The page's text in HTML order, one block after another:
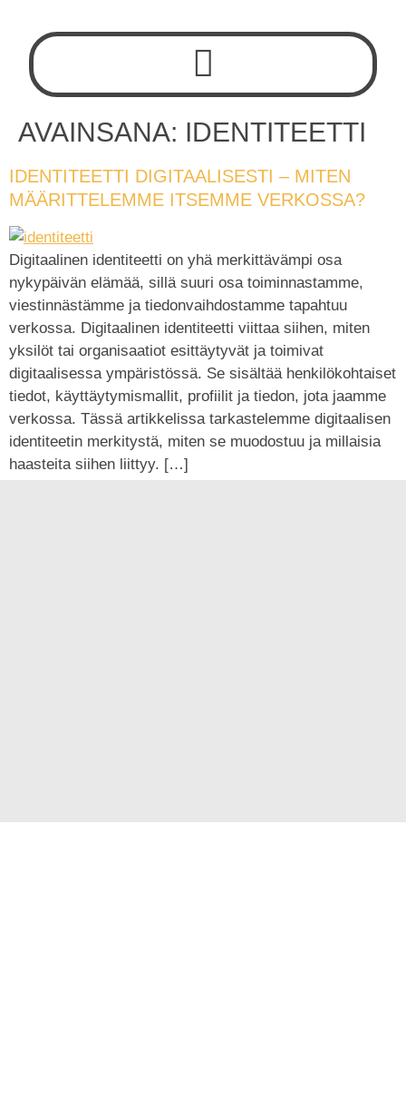
AVAINSANA: IDENTITEETTI
IDENTITEETTI DIGITAALISESTI – MITEN
MÄÄRITTELEMME ITSEMME VERKOSSA?
Digitaalinen identiteetti on yhä merkittävämpi osa
nykypäivän elämää, sillä suuri osa toiminnastamme,
viestinnästämme ja tiedonvaihdostamme tapahtuu
verkossa. Digitaalinen identiteetti viittaa siihen, miten
yksilöt tai organisaatiot esittäytyvät ja toimivat
digitaalisessa ympäristössä. Se sisältää henkilökohtaiset
tiedot, käyttäytymismallit, profiilit ja tiedon, jota jaamme
verkossa. Tässä artikkelissa tarkastelemme digitaalisen
identiteetin merkitystä, miten se muodostuu ja millaisia
haasteita siihen liittyy. […]